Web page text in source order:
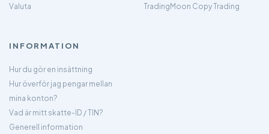
Valuta
TradingMoon Copy Trading
INFORMATION
Hur du gör en insättning
Hur överför jag pengar mellan
mina konton?
Vad är mitt skatte-ID / TIN?
Generell information